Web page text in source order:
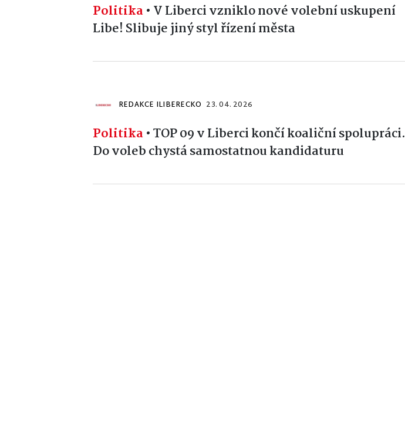
Politika• V Liberci vzniklo nové volební uskupení
Libe! Slibuje jiný styl řízení města
REDAKCE ILIBERECKO 23. 04. 2026
Politika•TOP 09 v Liberci končí koaliční spolupráci.
Do voleb chystá samostatnou kandidaturu